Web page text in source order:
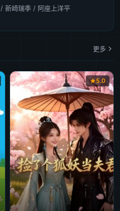
新崎瑞季 / 阿座上洋平
更多
5.0